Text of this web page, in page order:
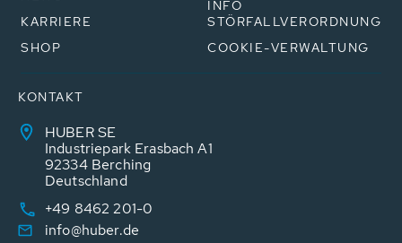
KARRIERE
SHOP
INFO
STÖRFALLVERORDNUNG
COOKIE-VERWALTUNG
KONTAKT
HUBER SE
Industriepark Erasbach A1
92334 Berching
Deutschland
+49 8462 201-0
info@huber.de